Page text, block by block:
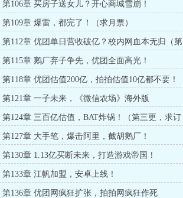
第106章 买房子送女儿？开心商城雪崩！
第109章 爆雷，都完了！（求月票）
第112章 优团单日营收破亿？校内网血本无归（第
三更，月票加更）
第115章 鹅厂弃子争先，优团全面高光！
第118章 优团估值200亿，拍拍估值10亿都不要！
第121章 一子未来，《微信农场》海外版
第124章 三百亿估值，BAT炸锅！（第三更，求订
阅）
第127章 大手笔，爆击阿里，截胡鹅厂！
第130章 1.13亿买断未来，打造游戏帝国！
第133章 江帆加盟，安卓上线！
第136章 优团网疯狂扩张，拍拍网疯狂作死